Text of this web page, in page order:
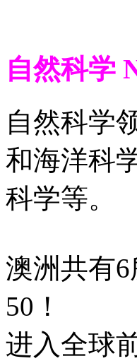
自然科学
自然科学
和海洋科
科学等。
澳洲共有
50！
进入全球